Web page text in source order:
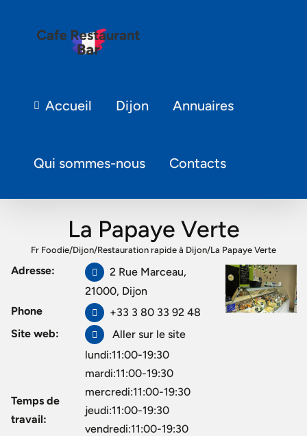
Accueil Dijon Annuaires
Qui sommes-nous Contacts
La Papaye Verte
Fr Foodie/Dijon/Restauration rapide à Dijon/La Papaye Verte
Adresse:
2 Rue Marceau,
21000, Dijon
Phone
+33 3 80 33 92 48
Site web:
Aller sur le site
Temps de
travail:
lundi:11:00-19:30
mardi:11:00-19:30
mercredi:11:00-19:30
jeudi:11:00-19:30
vendredi:11:00-19:30